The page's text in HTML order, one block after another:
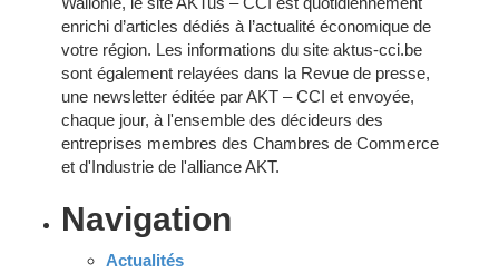
enrichi d’articles dédiés à l’actualité économique de
votre région. Les informations du site aktus-cci.be
sont également relayées dans la Revue de presse,
une newsletter éditée par AKT – CCI et envoyée,
chaque jour, à l'ensemble des décideurs des
entreprises membres des Chambres de Commerce
et d'Industrie de l'alliance AKT.
Navigation
Actualités